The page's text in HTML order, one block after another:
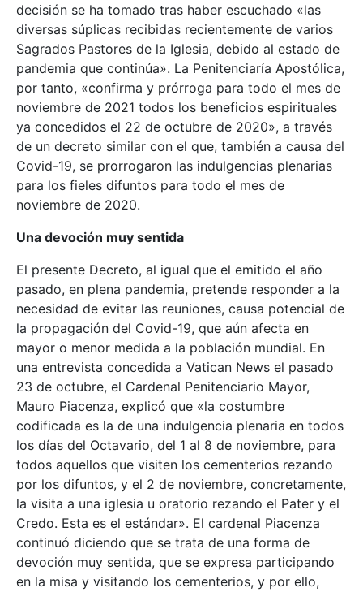
decisión se ha tomado tras haber escuchado «las
diversas súplicas recibidas recientemente de varios
Sagrados Pastores de la Iglesia, debido al estado de
pandemia que continúa». La Penitenciaría Apostólica,
por tanto, «confirma y prórroga para todo el mes de
noviembre de 2021 todos los beneficios espirituales
ya concedidos el 22 de octubre de 2020», a través
de un decreto similar con el que, también a causa del
Covid-19, se prorrogaron las indulgencias plenarias
para los fieles difuntos para todo el mes de
noviembre de 2020.
Una devoción muy sentida
El presente Decreto, al igual que el emitido el año
pasado, en plena pandemia, pretende responder a la
necesidad de evitar las reuniones, causa potencial de
la propagación del Covid-19, que aún afecta en
mayor o menor medida a la población mundial. En
una entrevista concedida a Vatican News el pasado
23 de octubre, el Cardenal Penitenciario Mayor,
Mauro Piacenza, explicó que «la costumbre
codificada es la de una indulgencia plenaria en todos
los días del Octavario, del 1 al 8 de noviembre, para
todos aquellos que visiten los cementerios rezando
por los difuntos, y el 2 de noviembre, concretamente,
la visita a una iglesia u oratorio rezando el Pater y el
Credo. Esta es el estándar». El cardenal Piacenza
continuó diciendo que se trata de una forma de
devoción muy sentida, que se expresa participando
en la misa y visitando los cementerios, y por ello,